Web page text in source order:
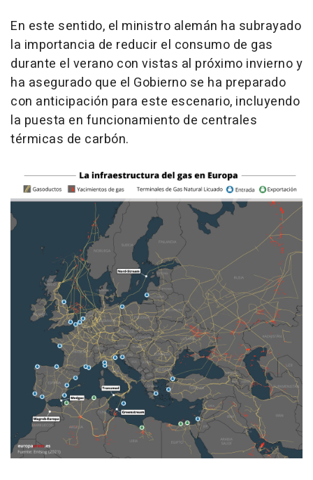
En este sentido, el ministro alemán ha subrayado
la importancia de reducir el consumo de gas
durante el verano con vistas al próximo invierno y
ha asegurado que el Gobierno se ha preparado
con anticipación para este escenario, incluyendo
la puesta en funcionamiento de centrales
térmicas de carbón.